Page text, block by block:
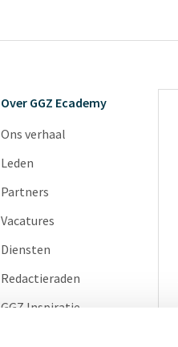
Over GGZ Ecademy
Ons verhaal
Leden
Partners
Vacatures
Diensten
Redactieraden
GGZ Inspiratie